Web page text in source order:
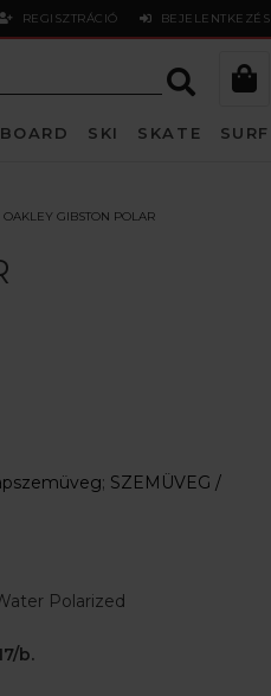
REGISZTRÁCIÓ BEJELENTKEZÉS
SKI SKATE SURF
OAKLEY GIBSTON POLAR
; SZEMÜVEG /
Polarized
b.